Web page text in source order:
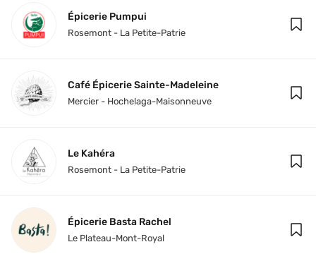
Épicerie Pumpui
Rosemont - La Petite-Patrie
Café Épicerie Sainte-Madeleine
Mercier - Hochelaga-Maisonneuve
Le Kahéra
Rosemont - La Petite-Patrie
Épicerie Basta Rachel
Le Plateau-Mont-Royal